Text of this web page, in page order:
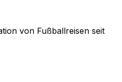
von Fußballreisen seit